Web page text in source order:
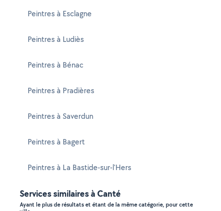
Peintres à Esclagne
Peintres à Ludiès
Peintres à Bénac
Peintres à Pradières
Peintres à Saverdun
Peintres à Bagert
Peintres à La Bastide-sur-l'Hers
Services similaires à Canté
Ayant le plus de résultats et étant de la même catégorie, pour cette